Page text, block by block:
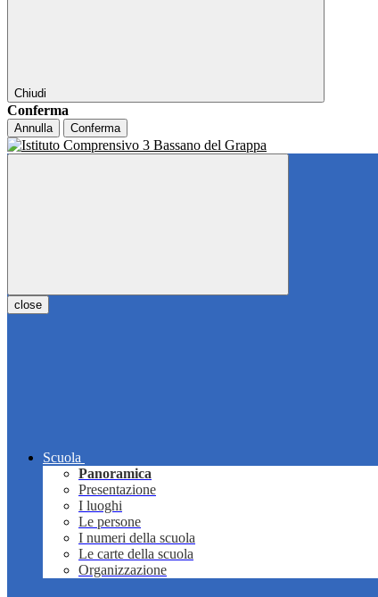
Chiudi
Conferma
Annulla Conferma
close
Scuola
Panoramica
Presentazione
I luoghi
Le persone
I numeri della scuola
Le carte della scuola
Organizzazione